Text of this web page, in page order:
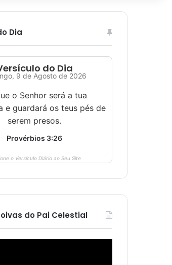
Dia
do Dia
9 de Agosto de 2026
o Senhor será a tua
e guardará os teus pés de
serem presos.
Provérbios 3:26
o Versículo Diário ao Seu Site
do Pai Celestial